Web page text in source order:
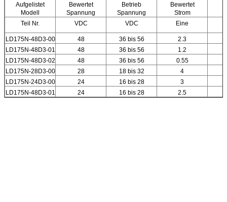
Aufgelistet
Modell
Bewertet
Spannung
Betrieb
Spannung
Bewertet
Strom
Teil Nr. VDC VDC Eine
LD175N-48D3-00 48 36 bis 56
2.3
LD175N-48D3-01
48 36 bis 56 1.2
LD175N-48D3-02
48 36 bis 56 0.55
LD175N-28D3-00
28 18 bis 32
4
LD175N-24D3-00
24 16 bis 28
3
LD175N-48D3-01
24 16 bis 28 2.5